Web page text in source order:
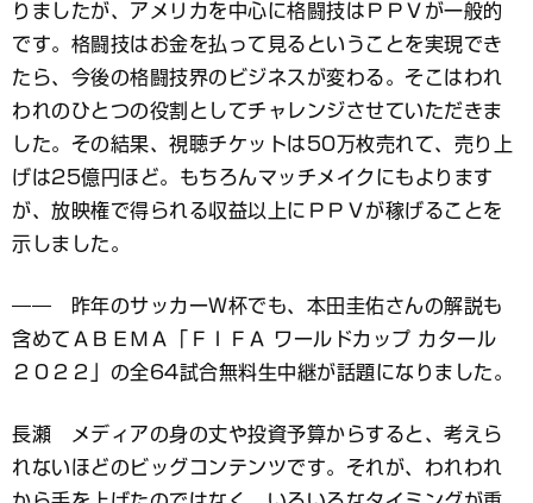
りましたが、アメリカを中心に格闘技はＰＰＶが一般的
です。格闘技はお金を払って見るということを実現でき
たら、今後の格闘技界のビジネスが変わる。そこはわれ
われのひとつの役割としてチャレンジさせていただきま
した。その結果、視聴チケットは50万枚売れて、売り上
げは25億円ほど。もちろんマッチメイクにもよります
が、放映権で得られる収益以上にＰＰＶが稼げることを
示しました。
―― 昨年のサッカーＷ杯でも、本田圭佑さんの解説も
含めてＡＢＥＭＡ「ＦＩＦＡ ワールドカップ カタール
２０２２」の全64試合無料生中継が話題になりました。
長瀬 メディアの身の丈や投資予算からすると、考えら
れないほどのビッグコンテンツです。それが、われわれ